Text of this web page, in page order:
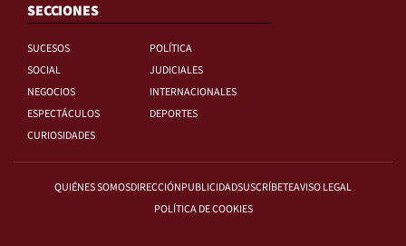
SECCIONES
SUCESOS
POLÍTICA
SOCIAL
JUDICIALES
NEGOCIOS
INTERNACIONALES
ESPECTÁCULOS
DEPORTES
CURIOSIDADES
QUIÉNES SOMOSDIRECCIÓNPUBLICIDADSUSCRÍBETEAVISO LEGAL
POLÍTICA DE COOKIES